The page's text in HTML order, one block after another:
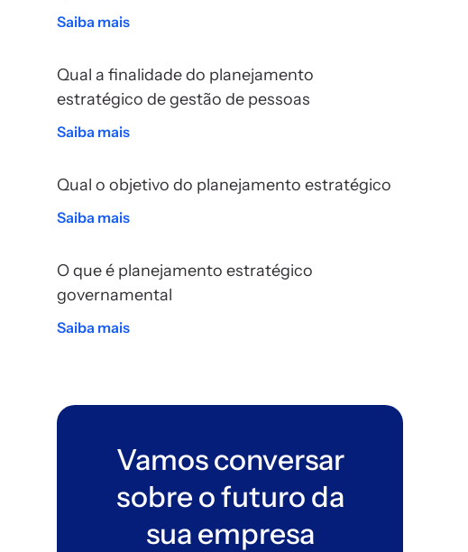
Saiba mais
Qual a finalidade do planejamento
estratégico de gestão de pessoas
Saiba mais
Qual o objetivo do planejamento estratégico
Saiba mais
O que é planejamento estratégico
governamental
Saiba mais
Vamos conversar
sobre o futuro da
sua empresa